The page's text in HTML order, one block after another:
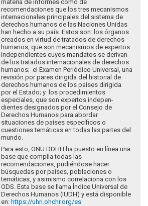
materia de informes como de
recomendaciones que los tres mecanismos
internacionales principales del siste­ma de
derechos humanos de las Naciones Unidas
han hecho a su país. Estos son: los órganos
creados en virtud de tratados de derechos
hu­manos, que son mecanismos de expertos
independientes cuyos mandatos se derivan
de los tratados internacionales de derechos
humanos; el Examen Periódico Universal, una
revisión por pares dirigi­da del historial de
derechos humanos de los países dirigida
por el Estado; y los procedimientos
especiales, que son expertos indepen­
dientes designados por el Consejo de
Derechos Humanos para abordar
situaciones de países específicos o
cuestiones temáticas en todas las partes del
mundo.
Para esto, ONU DDHH ha puesto en línea una
base que compila todas las
recomendaciones, pudiéndose hacer
búsquedas por países, poblaciones o
temáticas, y asimismo correlaciona con los
ODS. Esta base se llama Índice Universal de
Derechos Humanos (IUDH) y está disponible
en: https://uhri.ohchr.org/es